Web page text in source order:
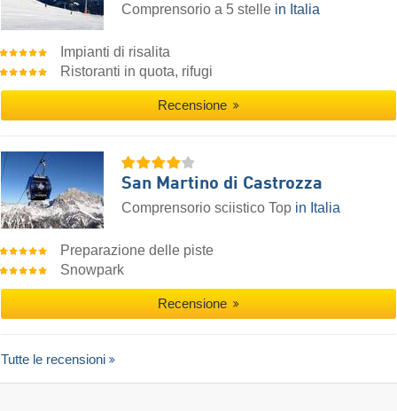
Comprensorio a 5 stelle in Italia
Impianti di risalita
Ristoranti in quota, rifugi
Recensione
San Martino di Castrozza
Comprensorio sciistico Top in Italia
Preparazione delle piste
Snowpark
Recensione
Tutte le recensioni